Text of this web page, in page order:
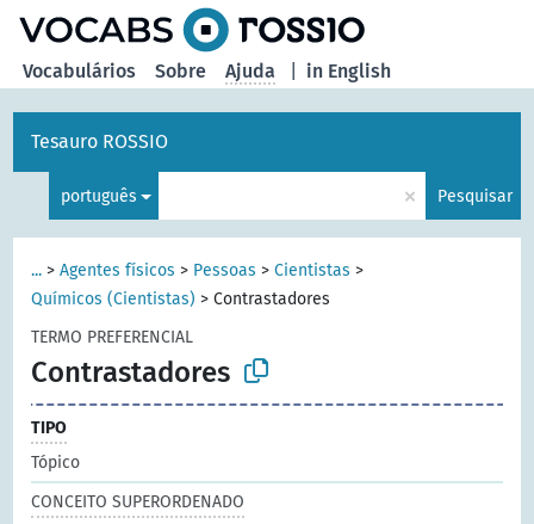
in English
Vocabulários Sobre Ajuda
Tesauro ROSSIO
português × Pesquisar
... >Agentes físicos > Pessoas >Cientistas >
Químicos (Cientistas) >Contrastadores
TERMO PREFERENCIAL
Contrastadores
TIPO
Tópico
CONCEITO SUPERORDENADO